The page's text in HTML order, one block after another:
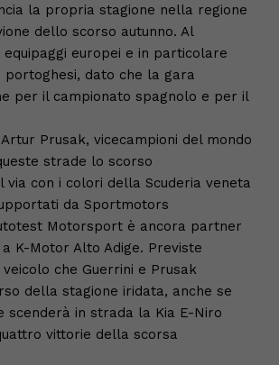
la propria stagione nella regione
dello scorso autunno. Al
europei e in particolare
portoghesi, dato che la gara
per il campionato spagnolo e per il
Prusak, vicecampioni del mondo
strade lo scorso
via con i colori della Scuderia veneta
da Sportmotors
Motorsport è ancora partner
K-Motor Alto Adige. Previste
che Guerrini e Prusak
della stagione iridata, anche se
scenderà in strada la Kia E-Niro
vittorie della scorsa